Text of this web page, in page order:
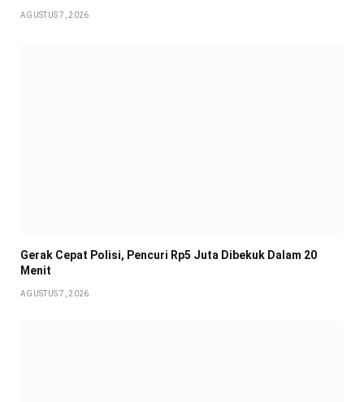
AGUSTUS 7, 2026
Gerak Cepat Polisi, Pencuri Rp5 Juta Dibekuk Dalam 20
Menit
AGUSTUS 7, 2026